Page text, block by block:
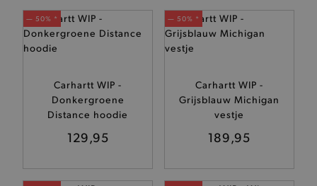
— 50% *
Carhartt WIP -
Donkergroene
Distance hoodie
129,95
— 50% *
Carhartt WIP -
Grijsblauw Michigan
vestje
189,95